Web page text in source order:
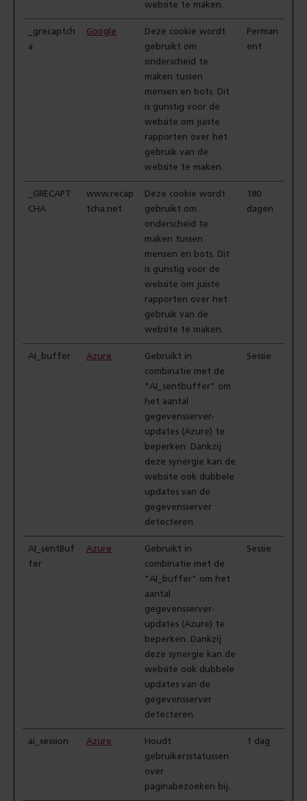
website te maken.
_grecaptch
a
Google
Deze cookie wordt
gebruikt om
onderscheid te
maken tussen
mensen en bots. Dit
is gunstig voor de
website om juiste
rapporten over het
gebruik van de
website te maken.
Perman
ent
_GRECAPT
CHA
www.recap
tcha.net
Deze cookie wordt
gebruikt om
onderscheid te
maken tussen
mensen en bots. Dit
is gunstig voor de
website om juiste
rapporten over het
gebruik van de
website te maken.
180
dagen
AI_buffer Azure
Gebruikt in
combinatie met de
"AI_sentbuffer" om
het aantal
gegevensserver-
updates (Azure) te
beperken. Dankzij
deze synergie kan de
website ook dubbele
updates van de
gegevensserver
detecteren.
Sessie
AI_sentBuf
fer
Azure
Gebruikt in
combinatie met de
"AI_buffer" om het
aantal
gegevensserver-
updates (Azure) te
beperken. Dankzij
deze synergie kan de
website ook dubbele
updates van de
gegevensserver
detecteren.
Sessie
ai_session Azure
Houdt
gebruikersstatussen
over
paginabezoeken bij.
1 dag